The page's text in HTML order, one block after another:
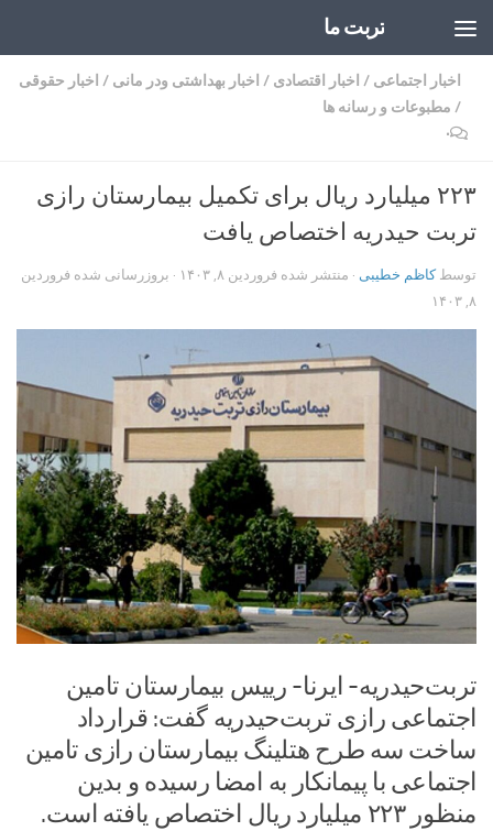
تربت ما
اخبار اجتماعی / اخبار اقتصادی / اخبار بهداشتی ودر مانی / اخبار حقوقی
/ مطبوعات و رسانه ها
۰
۲۲۳ میلیارد ریال برای تکمیل بیمارستان رازی
تربت حیدریه اختصاص یافت
توسطکاظم خطیبی · منتشر شده فروردین ۸, ۱۴۰۳ · بروزرسانی شده فروردین
۸, ۱۴۰۳
تربت‌حیدریه- ایرنا- رییس بیمارستان تامین
اجتماعی رازی تربت‌حیدریه گفت: قرارداد
ساخت سه طرح هتلینگ بیمارستان رازی تامین
اجتماعی با پیمانکار به امضا رسیده و بدین
منظور ۲۲۳ میلیارد ریال اختصاص یافته است.